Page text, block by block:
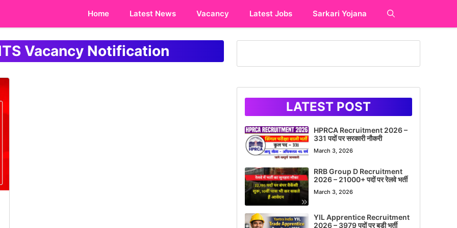
Home Latest News Vacancy Latest Jobs Sarkari Yojana
Vacancy Notification
LATEST POST
HPRCA Recruitment 2026 –
331 पदों पर सरकारी नौकरी
March 3, 2026
RRB Group D Recruitment
2026 – 21000+ पदों पर रेलवे भर्ती
March 3, 2026
YIL Apprentice Recruitment
2026 – 3979 पदों पर बड़ी भर्ती